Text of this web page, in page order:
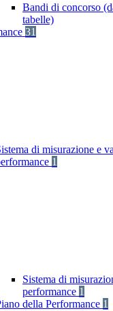
Bandi di concorso
tabelle)
31
di misurazione e
1
Sistema di
performance 1
della Performance 1